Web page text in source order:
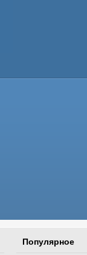
Популярное